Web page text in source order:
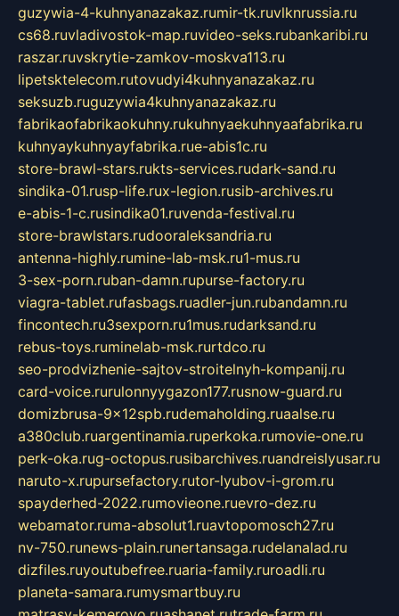
guzywia-4-kuhnyanazakaz.rumir-tk.ruvlknrussia.ru
cs68.ruvladivostok-map.ruvideo-seks.rubankaribi.ru
raszar.ruvskrytie-zamkov-moskva113.ru
lipetsktelecom.rutovudyi4kuhnyanazakaz.ru
seksuzb.ruguzywia4kuhnyanazakaz.ru
fabrikaofabrikaokuhny.rukuhnyaekuhnyaafabrika.ru
kuhnyaykuhnyayfabrika.rue-abis1c.ru
store-brawl-stars.rukts-services.rudark-sand.ru
sindika-01.rusp-life.rux-legion.rusib-archives.ru
e-abis-1-c.rusindika01.ruvenda-festival.ru
store-brawlstars.rudooraleksandria.ru
antenna-highly.rumine-lab-msk.ru1-mus.ru
3-sex-porn.ruban-damn.rupurse-factory.ru
viagra-tablet.rufasbags.ruadler-jun.rubandamn.ru
fincontech.ru3sexporn.ru1mus.rudarksand.ru
rebus-toys.ruminelab-msk.rurtdco.ru
seo-prodvizhenie-sajtov-stroitelnyh-kompanij.ru
card-voice.rurulonnyygazon177.rusnow-guard.ru
domizbrusa-9x12spb.rudemaholding.ruaalse.ru
a380club.ruargentinamia.ruperkoka.rumovie-one.ru
perk-oka.rug-octopus.rusibarchives.ruandreislyusar.ru
naruto-x.rupursefactory.rutor-lyubov-i-grom.ru
spayderhed-2022.rumovieone.ruevro-dez.ru
webamator.ruma-absolut1.ruavtopomosch27.ru
nv-750.runews-plain.runertansaga.rudelanalad.ru
dizfiles.ruyoutubefree.ruaria-family.ruroadli.ru
planeta-samara.rumysmartbuy.ru